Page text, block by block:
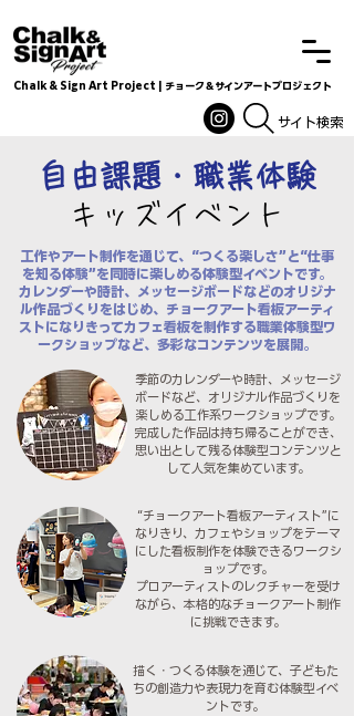
Chalk & Sign Art Project | チョーク＆サインアートプロジェクト
​​​サイト検索
自由課題・職業体験
​キッズイベント
工作やアート制作を通じて、“つくる楽しさ”と“仕事
を知る体験”を同時に楽しめる体験型イベントです。
カレンダーや時計、メッセージボードなどのオリジナ
ル作品づくりをはじめ、チョークアート看板アーティ
ストになりきってカフェ看板を制作する職業体験型ワ
ークショップなど、多彩なコンテンツを展開。
季節のカレンダーや時計、メッセージ
ボードなど、オリジナル作品づくりを
楽しめる工作系ワークショップです。
完成した作品は持ち帰ることができ、
思い出として残る体験型コンテンツと
して人気を集めています。
“チョークアート看板アーティスト”に
なりきり、カフェやショップをテーマ
にした看板制作を体験できるワークシ
ョップです。
プロアーティストのレクチャーを受け
ながら、本格的なチョークアート制作
に挑戦できます。
描く・つくる体験を通じて、子どもた
ちの創造力や表現力を育む体験型イベ
ントです。